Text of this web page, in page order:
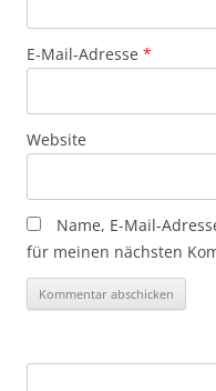
E-Mail-Adresse *
Website
Name, E-Mail-
für meinen nächsten